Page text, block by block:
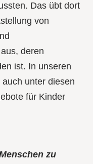
Das übt dort
von
deren
ist. In unseren
unter diesen
für Kinder
zu